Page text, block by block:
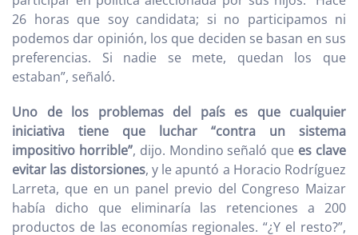
26 horas que soy candidata; si no participamos ni
podemos dar opinión, los que deciden se basan en sus
preferencias. Si nadie se mete, quedan los que
estaban”, señaló.
Uno de los problemas del país es que cualquier
iniciativa tiene que luchar “contra un sistema
impositivo horrible”, dijo. Mondino señaló que es clave
evitar las distorsiones, y le apuntó a Horacio Rodríguez
Larreta, que en un panel previo del Congreso Maizar
había dicho que eliminaría las retenciones a 200
productos de las economías regionales. “¿Y el resto?”,